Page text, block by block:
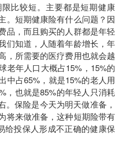
比较短。主要都是短期健康
。短期健康险有什么问题？因
品，而且购买的人群都是年轻
们知道，人随着年龄增长，年
，所需要的医疗费用也就会越
老年人口大概占15%，15%的
中占65%，就是15%的老人用
，也就是85%的年轻人只消耗
。保险是今天为明天做准备，
将来做准备，这种短期险带有
给投保人形成不正确的健康保